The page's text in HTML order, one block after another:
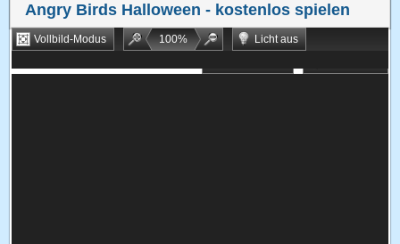
Angry Birds Halloween - kostenlos spielen
Vollbild-Modus 100%
Licht aus